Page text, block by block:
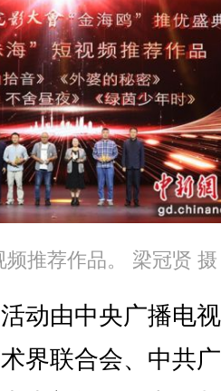
频推荐作品。 梁冠贤 摄
由中央广播电
界联合会、中共